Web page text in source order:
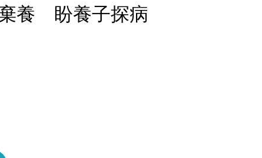
養 盼養子探病